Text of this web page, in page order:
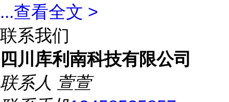
...查看全文 >
联系我们
四川库利南科技有限公司
联系人 萱萱